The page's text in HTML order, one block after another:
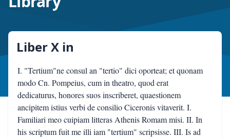
Liber X in
I. "Tertium"ne consul an "tertio" dici oporteat; et quonam
modo Cn. Pompeius, cum in theatro, quod erat
dedicaturus, honores suos inscriberet, quaestionem
ancipitem istius verbi de consilio Ciceronis vitaverit. I.
Familiari meo cuipiam litteras Athenis Romam misi. II. In
his scriptum fuit me illi iam "tertium" scripsisse. III. Is ad